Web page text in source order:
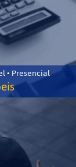
• Presencial